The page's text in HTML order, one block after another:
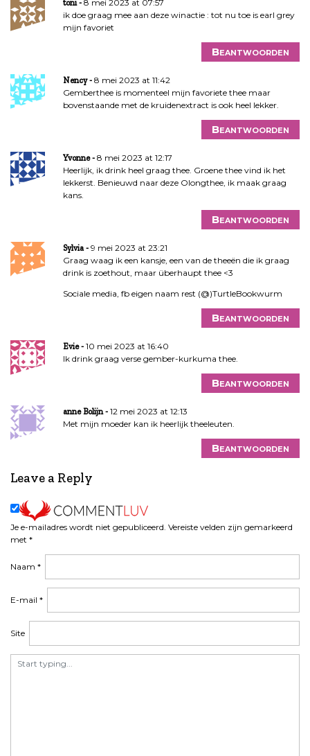
toni
8 mei 2023 at 07:57
ik doe graag mee aan deze winactie : tot nu toe is earl grey
mijn favoriet
Beantwoorden
Nency
8 mei 2023 at 11:42
Gemberthee is momenteel mijn favoriete thee maar
bovenstaande met de kruidenextract is ook heel lekker.
Beantwoorden
Yvonne
8 mei 2023 at 12:17
Heerlijk, ik drink heel graag thee. Groene thee vind ik het
lekkerst. Benieuwd naar deze Olongthee, ik maak graag
kans.
Beantwoorden
Sylvia
9 mei 2023 at 23:21
Graag waag ik een kansje, een van de theeën die ik graag
drink is zoethout, maar überhaupt thee <3
Sociale media, fb eigen naam rest (@)TurtleBookwurm
Beantwoorden
Evie
10 mei 2023 at 16:40
Ik drink graag verse gember-kurkuma thee.
Beantwoorden
anne Bolijn
12 mei 2023 at 12:13
Met mijn moeder kan ik heerlijk theeleuten.
Beantwoorden
Leave a Reply
Je e-mailadres wordt niet gepubliceerd. Vereiste velden zijn gemarkeerd
met *
Naam *
E-mail *
Site